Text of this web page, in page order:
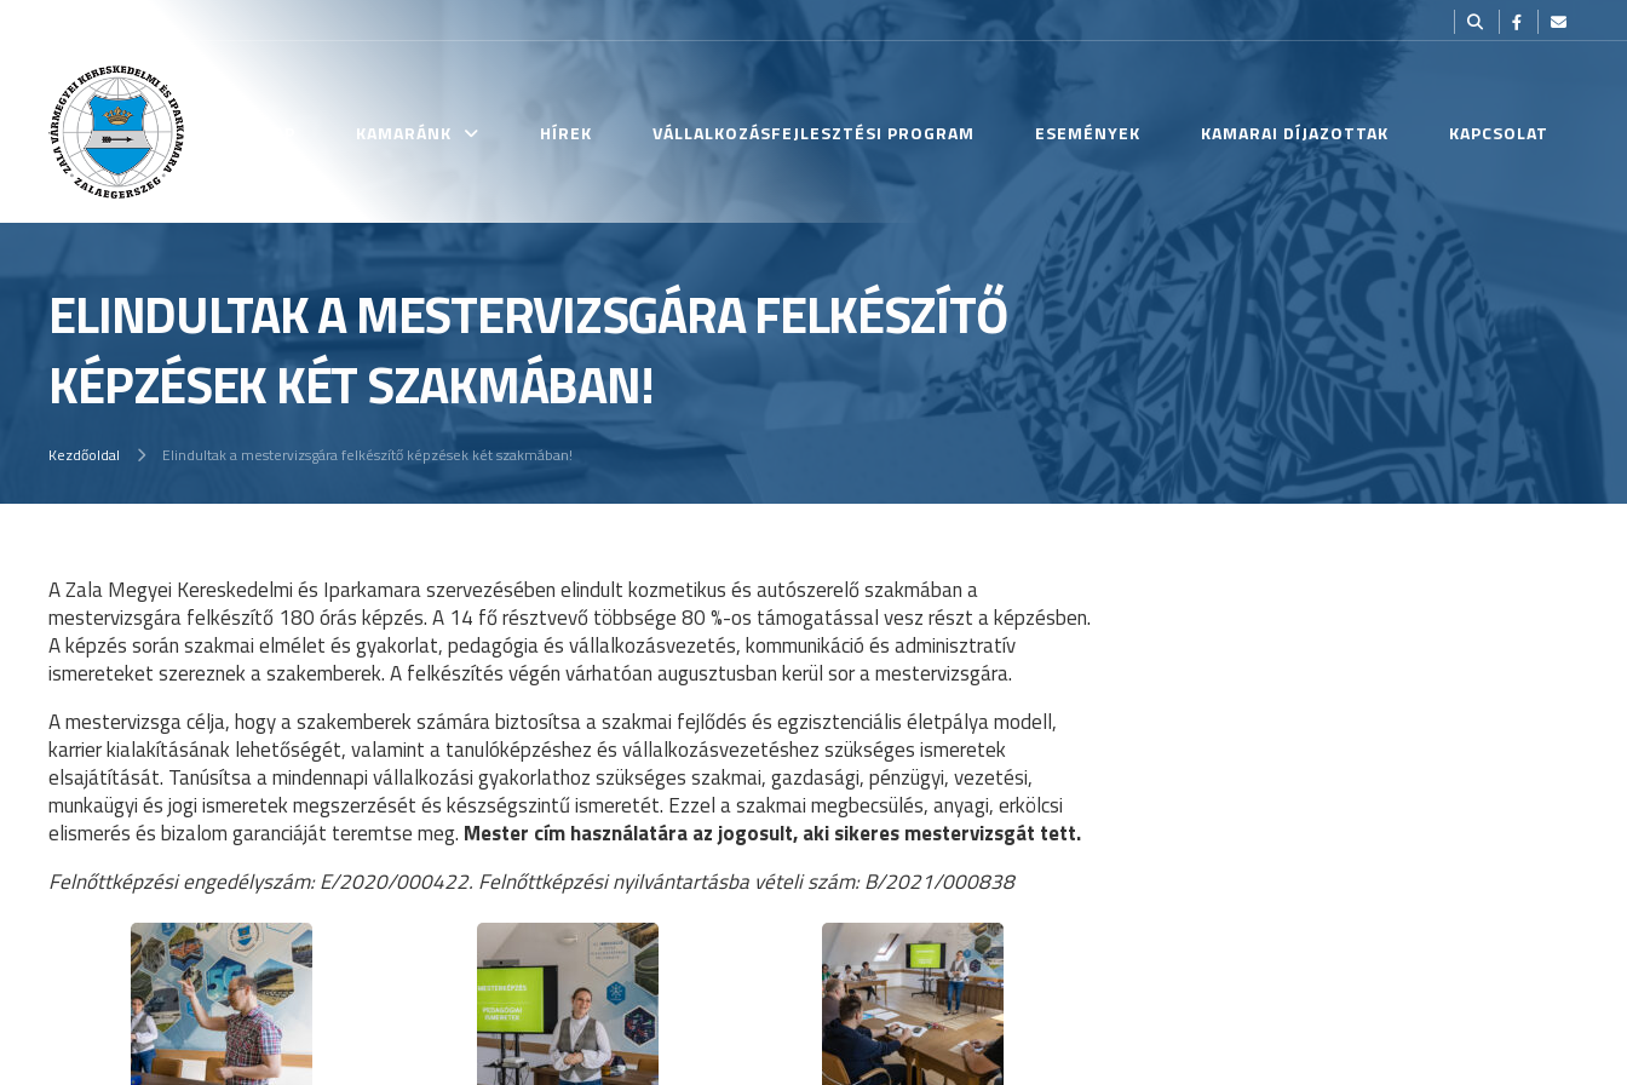
KAMARÁNK HÍREK VÁLLALKOZÁSFEJLESZTÉSI PROGRAM ESEMÉNYEK KAMARAI DÍJAZOTTAK KAPCSOLAT
ELINDULTAK A MESTERVIZSGÁRA FELKÉSZÍTŐ
KÉPZÉSEK KÉT SZAKMÁBAN!
Kezdőoldal Elindultak a mestervizsgára felkészítő képzések két szakmában!
A Zala Megyei Kereskedelmi és Iparkamara szervezésében elindult kozmetikus és autószerelő szakmában a
mestervizsgára felkészítő 180 órás képzés. A 14 fő résztvevő többsége 80 %-os támogatással vesz részt a képzésben.
A képzés során szakmai elmélet és gyakorlat, pedagógia és vállalkozásvezetés, kommunikáció és adminisztratív
ismereteket szereznek a szakemberek. A felkészítés végén várhatóan augusztusban kerül sor a mestervizsgára.
A mestervizsga célja, hogy a szakemberek számára biztosítsa a szakmai fejlődés és egzisztenciális életpálya modell,
karrier kialakításának lehetőségét, valamint a tanulóképzéshez és vállalkozásvezetéshez szükséges ismeretek
elsajátítását. Tanúsítsa a mindennapi vállalkozási gyakorlathoz szükséges szakmai, gazdasági, pénzügyi, vezetési,
munkaügyi és jogi ismeretek megszerzését és készségszintű ismeretét. Ezzel a szakmai megbecsülés, anyagi, erkölcsi
elismerés és bizalom garanciáját teremtse meg. Mester cím használatára az jogosult, aki sikeres mestervizsgát tett.
Felnőttképzési engedélyszám: E/2020/000422. Felnőttképzési nyilvántartásba vételi szám: B/2021/000838